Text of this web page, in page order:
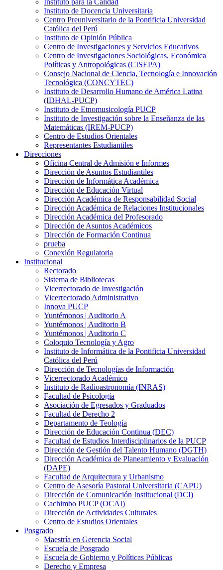
Instituto para la Calidad
Instituto de Docencia Universitaria
Centro Preuniversitario de la Pontificia Universidad
Católica del Perú
Instituto de Opinión Pública
Centro de Investigaciones y Servicios Educativos
Centro de Investigaciones Sociológicas, Económica
Políticas y Antropológicas (CISEPA)
Consejo Nacional de Ciencia, Tecnología e Innovación
Tecnológica (CONCYTEC)
Instituto de Desarrollo Humano de América Latina
(IDHAL-PUCP)
Instituto de Etnomusicología PUCP
Instituto de Investigación sobre la Enseñanza de las
Matemáticas (IREM-PUCP)
Centro de Estudios Orientales
Representantes Estudiantiles
Direcciones
Oficina Central de Admisión e Informes
Dirección de Asuntos Estudiantiles
Dirección de Informática Académica
Dirección de Educación Virtual
Dirección Académica de Responsabilidad Social
Dirección Académica de Relaciones Institucionales
Dirección Académica del Profesorado
Dirección de Asuntos Académicos
Dirección de Formación Continua
prueba
Conexión Regulatoria
Institucional
Rectorado
Sistema de Bibliotecas
Vicerrectorado de Investigación
Vicerrectorado Administrativo
Innova PUCP
Yuntémonos | Auditorio A
Yuntémonos | Auditorio B
Yuntémonos | Auditorio C
Coloquio Tecnología y Agro
Instituto de Informática de la Pontificia Universidad
Católica del Perú
Dirección de Tecnologías de Información
Vicerrectorado Académico
Instituto de Radioastronomía (INRAS)
Facultad de Psicología
Asociación de Egresados y Graduados
Facultad de Derecho 2
Departamento de Teología
Dirección de Educación Continua (DEC)
Facultad de Estudios Interdisciplinarios de la PUCP
Dirección de Gestión del Talento Humano (DGTH)
Dirección Académica de Planeamiento y Evaluación
(DAPE)
Facultad de Arquitectura y Urbanismo
Centro de Asesoría Pastoral Universitaria (CAPU)
Dirección de Comunicación Institucional (DCI)
Cachimbo PUCP (OCAI)
Dirección de Actividades Culturales
Centro de Estudios Orientales
Posgrado
Maestría en Gerencia Social
Escuela de Posgrado
Escuela de Gobierno y Políticas Públicas
Derecho y Empresa